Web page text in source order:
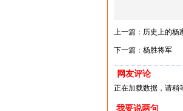
上一篇： 历史上的杨
下一篇： 杨胜将军
网友评论
正在加载数据，请稍
我要说两句